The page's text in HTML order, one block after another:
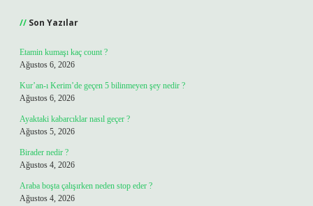
Son Yazılar
Etamin kumaşı kaç count ?
Ağustos 6, 2026
Kur’an-ı Kerim’de geçen 5 bilinmeyen şey nedir ?
Ağustos 6, 2026
Ayaktaki kabarcıklar nasıl geçer ?
Ağustos 5, 2026
Birader nedir ?
Ağustos 4, 2026
Araba boşta çalışırken neden stop eder ?
Ağustos 4, 2026